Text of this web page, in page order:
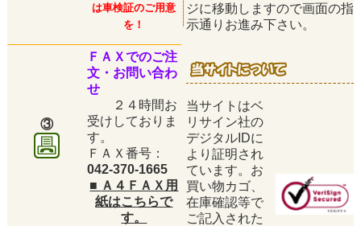
は車検証のご用意
を！
ジに移動しますので画面の指
示通りお進み下さい。
③
ＦＡＸでのご注
文・お問い合わ
せ
２４時間お
受けしておりま
す。
ＦＡＸ番号：
042-370-1665
当サイトはベ
リサイン社の
デジタルIDに
より証明され
ています。お
買い物カゴ、
在庫確認等で
ご記入された
■ Ａ４ＦＡＸ用
紙はこちらで
す。